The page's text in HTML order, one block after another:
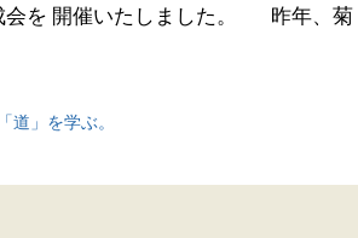
会を 開催いたしました。 昨年、菊
道」を学ぶ。